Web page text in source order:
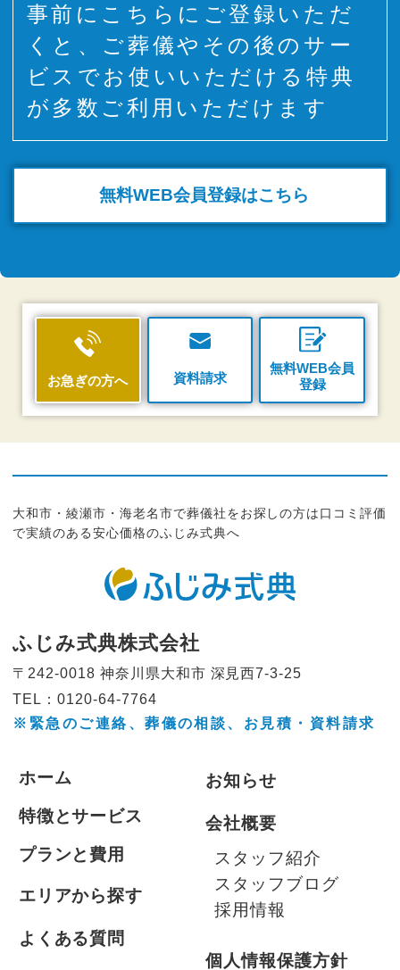
事前にこちらにご登録いただ
くと、ご葬儀やその後のサー
ビスでお使いいただける特典
が多数ご利用いただけます
無料WEB会員登録はこちら
お急ぎの方へ 資料請求
無料WEB会員
登録
大和市・綾瀬市・海老名市で葬儀社をお探しの方は口コミ評価
で実績のある安心価格のふじみ式典へ
ふじみ式典株式会社
〒242-0018 神奈川県大和市 深見西7-3-25
TEL：0120-64-7764
※緊急のご連絡、葬儀の相談、 お見積・資料請求
ホーム
特徴とサービス
プランと費用
エリアから探す
よくある質問
お知らせ
会社概要
スタッフ紹介
スタッフブログ
採用情報
個人情報保護方針